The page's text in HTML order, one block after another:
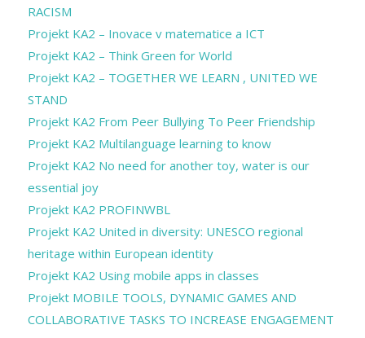
RACISM
Projekt KA2 – Inovace v matematice a ICT
Projekt KA2 – Think Green for World
Projekt KA2 – TOGETHER WE LEARN , UNITED WE
STAND
Projekt KA2 From Peer Bullying To Peer Friendship
Projekt KA2 Multilanguage learning to know
Projekt KA2 No need for another toy, water is our
essential joy
Projekt KA2 PROFINWBL
Projekt KA2 United in diversity: UNESCO regional
heritage within European identity
Projekt KA2 Using mobile apps in classes
Projekt MOBILE TOOLS, DYNAMIC GAMES AND
COLLABORATIVE TASKS TO INCREASE ENGAGEMENT